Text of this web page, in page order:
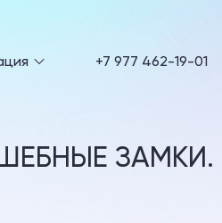
+7 977 462-19-01
ЗАМКИ.